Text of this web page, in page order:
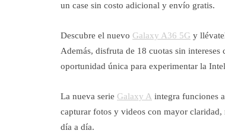
un case sin costo adicional y envío gratis.
Descubre el nuevo Galaxy A36 5G y
Además, disfruta de 18 cuotas sin
oportunidad única para experimentar la
La nueva serie Galaxy A integra funciones
capturar fotos y videos con mayor
día a día.